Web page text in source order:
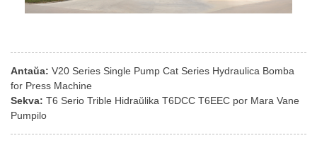
Antaŭa: V20 Series Single Pump Cat Series Hydraulica Bomba
for Press Machine
Sekva: T6 Serio Trible Hidraŭlika T6DCC T6EEC por Mara Vane
Pumpilo